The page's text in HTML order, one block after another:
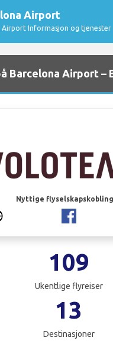
Airport
Airport Informasjon og tjenester
Barcelona Airport –
Nyttige
109
Ukentlige flyreiser
13
Destinasjoner